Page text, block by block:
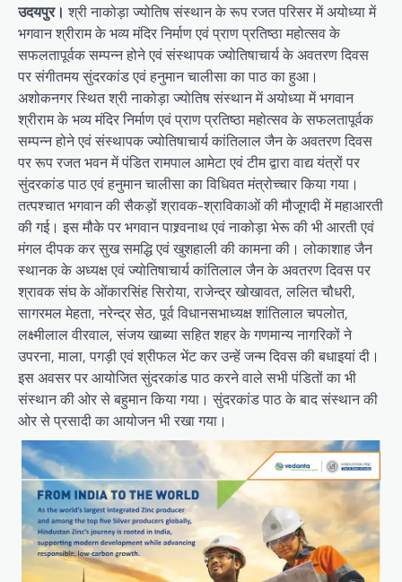
उदयपुर। श्री नाकोड़ा ज्योतिष संस्थान के रूप रजत परिसर में अयोध्या में
भगवान श्रीराम के भव्य मंदिर निर्माण एवं प्राण प्रतिष्ठा महोत्सव के
सफलतापूर्वक सम्पन्न होने एवं संस्थापक ज्योतिषाचार्य के अवतरण दिवस
पर संगीतमय सुंदरकांड एवं हनुमान चालीसा का पाठ का हुआ।
अशोकनगर स्थित श्री नाकोड़ा ज्योतिष संस्थान में अयोध्या में भगवान
श्रीराम के भव्य मंदिर निर्माण एवं प्राण प्रतिष्ठा महोत्सव के सफलतापूर्वक
सम्पन्न होने एवं संस्थापक ज्योतिषाचार्य कांतिलाल जैन के अवतरण दिवस
पर रूप रजत भवन में पंडित रामपाल आमेटा एवं टीम द्वारा वाद्य यंत्रों पर
सुंदरकांड पाठ एवं हनुमान चालीसा का विधिवत मंत्रोच्चार किया गया।
तत्पश्चात भगवान की सैकड़ों श्रावक-श्राविकाओं की मौजूगदी में महाआरती
की गई। इस मौके पर भगवान पाश्र्वनाथ एवं नाकोड़ा भेरू की भी आरती एवं
मंगल दीपक कर सुख समद्धि एवं खुशहाली की कामना की। लोकाशाह जैन
स्थानक के अध्यक्ष एवं ज्योतिषाचार्य कांतिलाल जैन के अवतरण दिवस पर
श्रावक संघ के ओंकारसिंह सिरोया, राजेन्द्र खोखावत, ललित चौधरी,
सागरमल मेहता, नरेन्द्र सेठ, पूर्व विधानसभाध्यक्ष शांतिलाल चपलोत,
लक्ष्मीलाल वीरवाल, संजय खाब्या सहित शहर के गणमान्य नागरिकों ने
उपरना, माला, पगड़ी एवं श्रीफल भेंट कर उन्हें जन्म दिवस की बधाइयां दी।
इस अवसर पर आयोजित सुंदरकांड पाठ करने वाले सभी पंडितों का भी
संस्थान की ओर से बहुमान किया गया। सुंदरकांड पाठ के बाद संस्थान की
ओर से प्रसादी का आयोजन भी रखा गया।